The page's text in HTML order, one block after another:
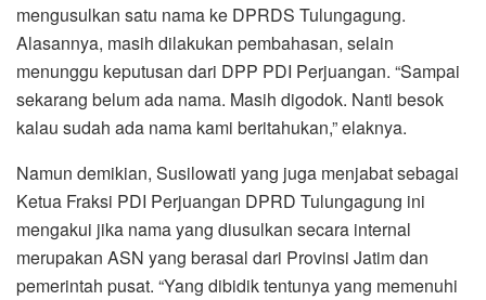
mengusulkan satu nama ke DPRDS Tulungagung.
Alasannya, masih dilakukan pembahasan, selain
menunggu keputusan dari DPP PDI Perjuangan. “Sampai
sekarang belum ada nama. Masih digodok. Nanti besok
kalau sudah ada nama kami beritahukan,” elaknya.
Namun demikian, Susilowati yang juga menjabat sebagai
Ketua Fraksi PDI Perjuangan DPRD Tulungagung ini
mengakui jika nama yang diusulkan secara internal
merupakan ASN yang berasal dari Provinsi Jatim dan
pemerintah pusat. “Yang dibidik tentunya yang memenuhi